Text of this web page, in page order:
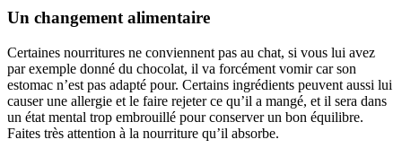
Un changement alimentaire
Certaines nourritures ne conviennent pas au chat, si vous lui avez
par exemple donné du chocolat, il va forcément vomir car son
estomac n’est pas adapté pour. Certains ingrédients peuvent aussi lui
causer une allergie et le faire rejeter ce qu’il a mangé, et il sera dans
un état mental trop embrouillé pour conserver un bon équilibre.
Faites très attention à la nourriture qu’il absorbe.